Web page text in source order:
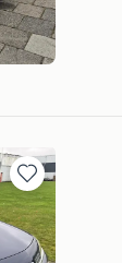
Bewaren
in
Mijn
Favorieten